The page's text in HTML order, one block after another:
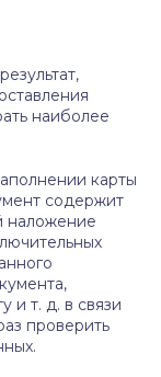
наиболее
карты
содержит
наложение
и т. д. в связи
проверить